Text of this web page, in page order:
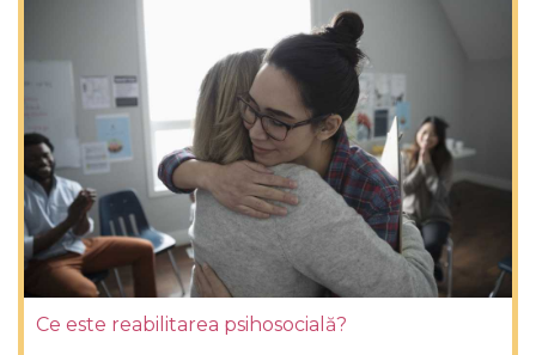
Ce este reabilitarea psihosocială?